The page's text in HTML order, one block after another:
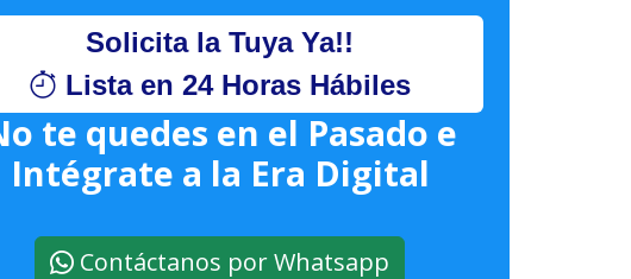
Solicita la Tuya Ya!!
Lista en 24 Horas Hábiles
te quedes en el Pasado e
Intégrate a la Era Digital
Contáctanos por Whatsapp